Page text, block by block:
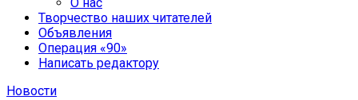
О нас
Творчество наших читателей
Объявления
Операция «90»
Написать редактору
Новости